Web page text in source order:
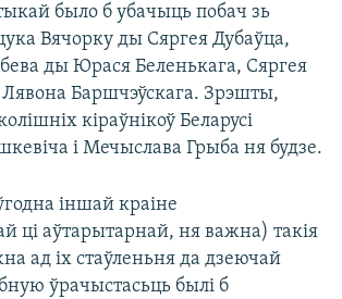
было б убачыць побач зь
Вячорку ды Сяргея Дубаўца,
ды Юрася Беленькага, Сяргея
Баршчэўскага. Зрэшты,
кіраўнікоў Беларусі
і Мечыслава Грыба ня будзе.
іншай краіне
ці аўтарытарнай, ня важна) такія
ад іх стаўленьня да дзеючай
ўрачыстасьць былі б